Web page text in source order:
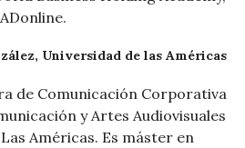
Universidad de las Américas
de Comunicación Corporativa
y Artes Audiovisuales
Américas. Es máster en